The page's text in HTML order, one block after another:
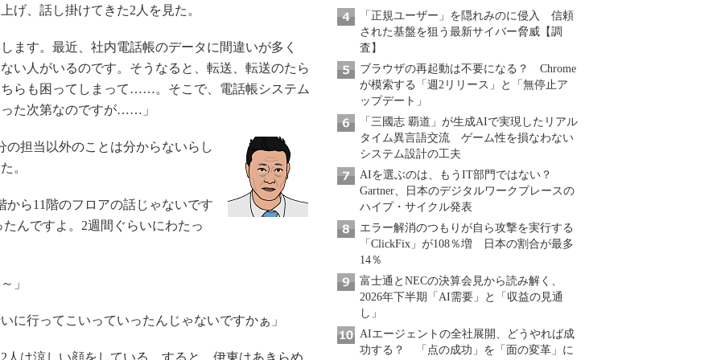
げ、話し掛けてきた2人を見た。
す。最近、社内電話帳のデータに間違いが多く
い人がいるのです。そうなると、転送、転送のたら
らも困ってしまって……。そこで、電話帳システム
た次第なのですが……」
担当以外のことは分からないらし
。
ら11階のフロアの話じゃないです
んですよ。2週間ぐらいにわたっ
」
行ってこいっていったんじゃないですかぁ」
は涼しい顔をしている。すると、伊東はあきらめ
「正規ユーザー」を隠れみのに侵入 信頼
された基盤を狙う最新サイバー脅威【調
査】
ブラウザの再起動は不要になる？ Chrome
が模索する「週2リリース」と「無停止ア
ップデート」
「三國志 覇道」が生成AIで実現したリアル
タイム異言語交流 ゲーム性を損なわない
システム設計の工夫
AIを選ぶのは、もうIT部門ではない？
Gartner、日本のデジタルワークプレースの
ハイプ・サイクル発表
エラー解消のつもりが自ら攻撃を実行する
「ClickFix」が108％増 日本の割合が最多
14％
富士通とNECの決算会見から読み解く、
2026年下半期「AI需要」と「収益の見通
し」
AIエージェントの全社展開、どうやれば成
功する？ 「点の成功」を「面の変革」に